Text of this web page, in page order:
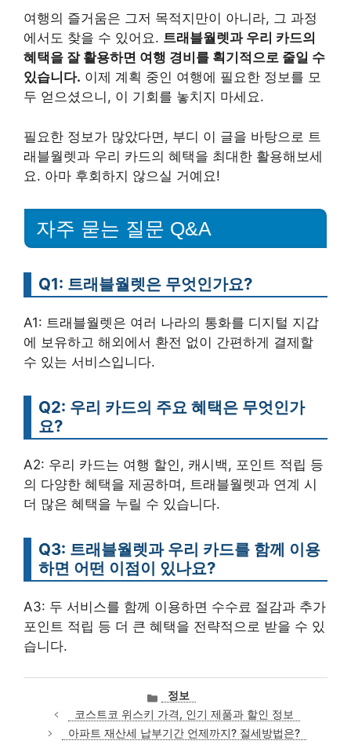
여행의 즐거움은 그저 목적지만이 아니라, 그 과정
에서도 찾을 수 있어요. 트래블월렛과 우리 카드의
혜택을 잘 활용하면 여행 경비를 획기적으로 줄일 수
있습니다. 이제 계획 중인 여행에 필요한 정보를 모
두 얻으셨으니, 이 기회를 놓치지 마세요.
필요한 정보가 많았다면, 부디 이 글을 바탕으로 트
래블월렛과 우리 카드의 혜택을 최대한 활용해보세
요. 아마 후회하지 않으실 거예요!
자주 묻는 질문 Q&A
Q1: 트래블월렛은 무엇인가요?
A1: 트래블월렛은 여러 나라의 통화를 디지털 지갑
에 보유하고 해외에서 환전 없이 간편하게 결제할
수 있는 서비스입니다.
Q2: 우리 카드의 주요 혜택은 무엇인가
요?
A2: 우리 카드는 여행 할인, 캐시백, 포인트 적립 등
의 다양한 혜택을 제공하며, 트래블월렛과 연계 시
더 많은 혜택을 누릴 수 있습니다.
Q3: 트래블월렛과 우리 카드를 함께 이용
하면 어떤 이점이 있나요?
A3: 두 서비스를 함께 이용하면 수수료 절감과 추가
포인트 적립 등 더 큰 혜택을 전략적으로 받을 수 있
습니다.
카
테
고
리
정보
코스트코 위스키 가격, 인기 제품과 할인 정보
아파트 재산세 납부기간 언제까지? 절세방법은?